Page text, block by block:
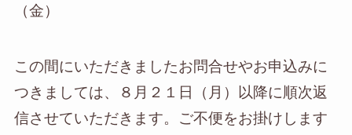
（金）
この間にいただきましたお問合せやお申込みに
つきましては、８月２１日（月）以降に順次返
信させていただきます。ご不便をお掛けします